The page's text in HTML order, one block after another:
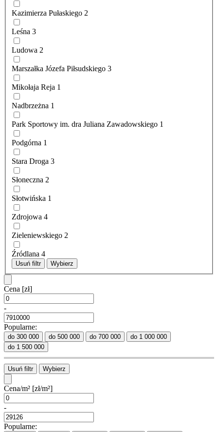
Kazimierza Pułaskiego 2
Leśna 3
Ludowa 2
Marszałka Józefa Piłsudskiego 3
Mikołaja Reja 1
Nadbrzeżna 1
Park Sportowy im. dra Juliana Zawadowskiego 1
Podgórna 1
Stara Droga 3
Słoneczna 2
Słotwińska 1
Zdrojowa 4
Zieleniewskiego 2
Źródlana 4
Usuń filtr Wybierz
Cena [zł]
-
Popularne:
do 300 000 do 500 000 do 700 000
do 1 000 000
do 1 500 000
Usuń filtr Wybierz
Cena/m² [zł/m²]
-
Popularne: